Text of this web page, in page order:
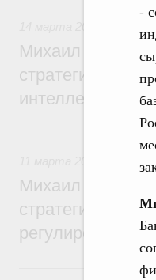
-
Михаил
Михаил
регулирования